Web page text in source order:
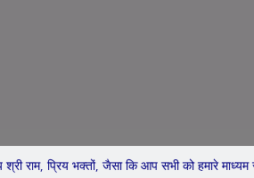
राम, प्रिय भक्तों, जैसा कि आप सभी को हमारे